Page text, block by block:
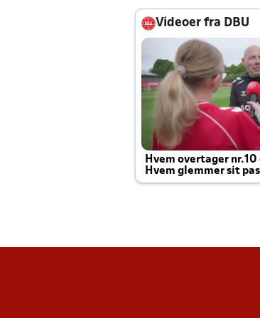
Videoer fra DBU
Hvem overtager
Hvem glemmer sit
Joachim altid til efter